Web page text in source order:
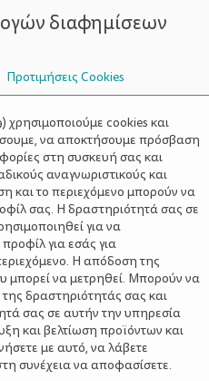
ΣΥΜΒΟΥΛΟΙ
διαφημίσεων
Προτιμήσεις Cookies
) χρησιμοποιούμε cookies και
να αποκτήσουμε πρόσβαση
στη συσκευή σας και
αναγνωριστικούς και
και το περιεχόμενο μπορούν να
σας. Η δραστηριότητά σας σε
για να
για εσάς για
Η απόδοση της
μπορεί να μετρηθεί. Μπορούν να
δραστηριότητάς σας και
σας σε αυτήν την υπηρεσία
και βελτίωση προϊόντων και
με αυτό, να λάβετε
συνέχεια να αποφασίσετε.